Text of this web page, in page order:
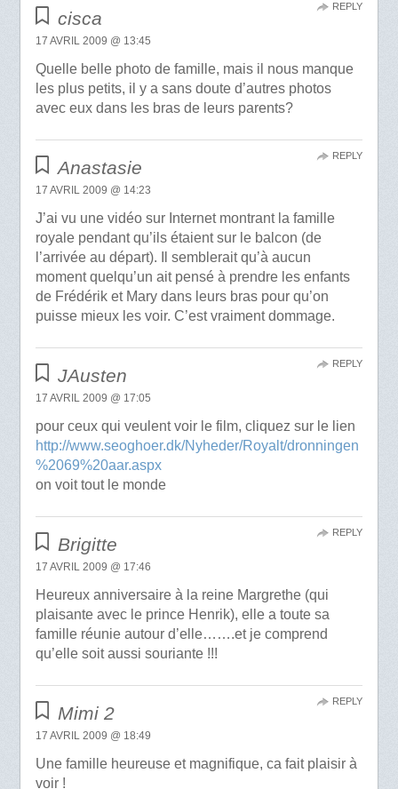
cisca
17 AVRIL 2009 @ 13:45
Quelle belle photo de famille, mais il nous manque
les plus petits, il y a sans doute d’autres photos
avec eux dans les bras de leurs parents?
REPLY
Anastasie
17 AVRIL 2009 @ 14:23
J’ai vu une vidéo sur Internet montrant la famille
royale pendant qu’ils étaient sur le balcon (de
l’arrivée au départ). Il semblerait qu’à aucun
moment quelqu’un ait pensé à prendre les enfants
de Frédérik et Mary dans leurs bras pour qu’on
puisse mieux les voir. C’est vraiment dommage.
REPLY
JAusten
17 AVRIL 2009 @ 17:05
pour ceux qui veulent voir le film, cliquez sur le lien
http://www.seoghoer.dk/Nyheder/Royalt/dronningen
%2069%20aar.aspx
on voit tout le monde
REPLY
Brigitte
17 AVRIL 2009 @ 17:46
Heureux anniversaire à la reine Margrethe (qui
plaisante avec le prince Henrik), elle a toute sa
famille réunie autour d’elle…….et je comprend
qu’elle soit aussi souriante !!!
REPLY
Mimi 2
17 AVRIL 2009 @ 18:49
Une famille heureuse et magnifique, ca fait plaisir à
voir !
REPLY